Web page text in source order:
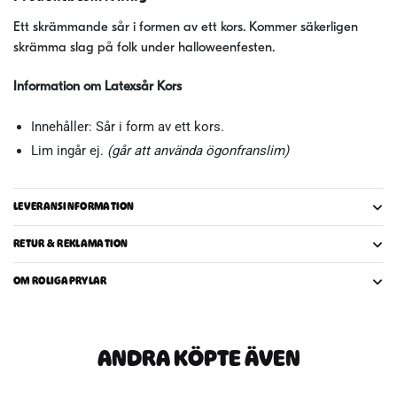
Ett skrämmande sår i formen av ett kors. Kommer säkerligen
skrämma slag på folk under halloweenfesten.
Information om Latexsår Kors
Innehåller: Sår i form av ett kors.
Lim ingår ej. (går att använda ögonfranslim)
LEVERANSINFORMATION
RETUR & REKLAMATION
OM ROLIGAPRYLAR
ANDRA KÖPTE ÄVEN